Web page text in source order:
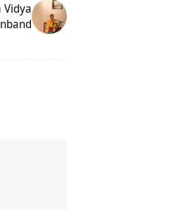
Vidya